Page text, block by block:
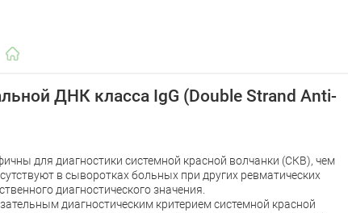
ДНК класса IgG (Double Strand Anti-
для диагностики системной красной волчанки (СКВ), чем
в сыворотках больных при других ревматических
диагностического значения.
диагностическим критерием системной красной